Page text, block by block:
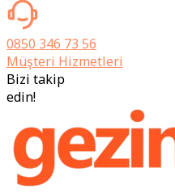
0850 346 73 56
Müşteri Hizmetleri
Bizi takip
edin!